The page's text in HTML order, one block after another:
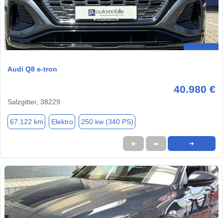
Audi Q8 e-tron
40.980 €
Salzgitter, 38229
67.122 km Elektro 250 kw (340 PS)
★ ➦ ➜